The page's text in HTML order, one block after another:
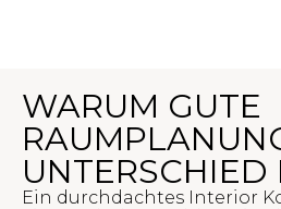
WARUM GUTE
UNTERSCHIED
Ein durchdachtes Interior